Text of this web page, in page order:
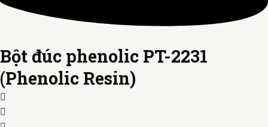
Bột đúc phenolic PT-2231
(Phenolic Resin)